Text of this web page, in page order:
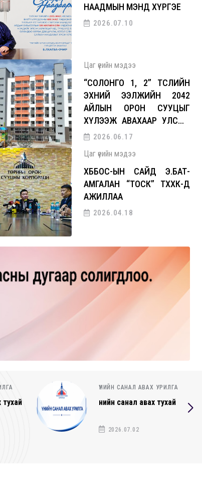
НААДМЫН МЭНД ХҮРГЭЕ
2026.07.10
Цаг үеийн мэдээ
“СОЛОНГО 1, 2” ТӨСЛИЙН
ЭХНИЙ ЭЭЛЖИЙН 2042
АЙЛЫН ОРОН СУУЦЫГ
ХҮЛЭЭЖ АВАХААР УЛСЫН
КОМИСС АЖИЛЛАЛАА
2026.06.17
Цаг үеийн мэдээ
ХББОС-ЫН САЙД Э.БАТ-
АМГАЛАН “ТОСК” ТӨХХК-Д
АЖИЛЛАА
2026.04.18
ҮНИЙН САНАЛ АВАХ УРИЛГА
Үнийн санал ирүүлэх тухай
2026.06.25